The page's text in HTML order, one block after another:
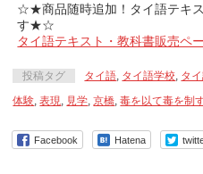
☆★商品随時追加！タイ語テキ
す★☆
タイ語テキスト・教科書販売ペ
投稿タグ タイ語 タイ語学校 タ
体験 ,表現 見学 ,京橋 ,毒を以て毒を制
Facebook Hatena